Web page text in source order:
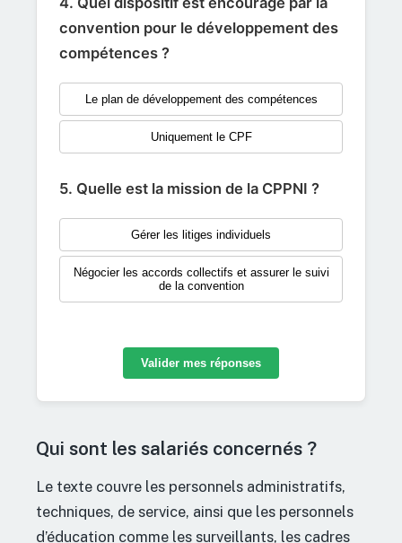
convention pour le développement des
compétences ?
Le plan de développement des compétences
Uniquement le CPF
5. Quelle est la mission de la CPPNI ?
Gérer les litiges individuels
Négocier les accords collectifs et assurer le suivi
de la convention
Valider mes réponses
Qui sont les salariés concernés ?
Le texte couvre les personnels administratifs,
techniques, de service, ainsi que les personnels
d’éducation comme les surveillants, les cadres